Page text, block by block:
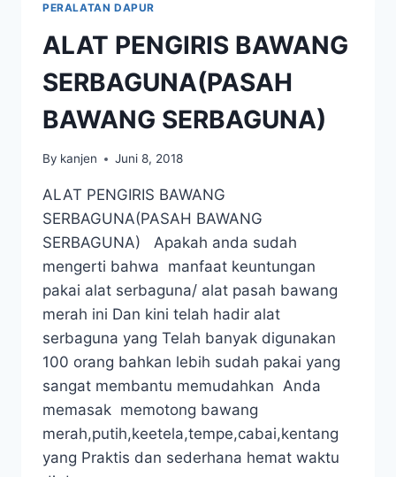
PERALATAN DAPUR
ALAT PENGIRIS BAWANG
SERBAGUNA(PASAH
BAWANG SERBAGUNA)
By kanjen Juni 8, 2018
ALAT PENGIRIS BAWANG
SERBAGUNA(PASAH BAWANG
SERBAGUNA) Apakah anda sudah
mengerti bahwa manfaat keuntungan
pakai alat serbaguna/ alat pasah bawang
merah ini Dan kini telah hadir alat
serbaguna yang Telah banyak digunakan
100 orang bahkan lebih sudah pakai yang
sangat membantu memudahkan Anda
memasak memotong bawang
merah,putih,keetela,tempe,cabai,kentang
yang Praktis dan sederhana hemat waktu